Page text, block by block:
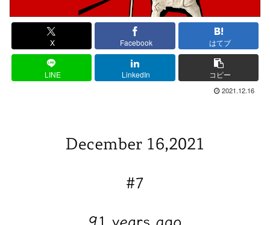
X Facebook はてブ
LINE LinkedIn コピー
2021.12.16